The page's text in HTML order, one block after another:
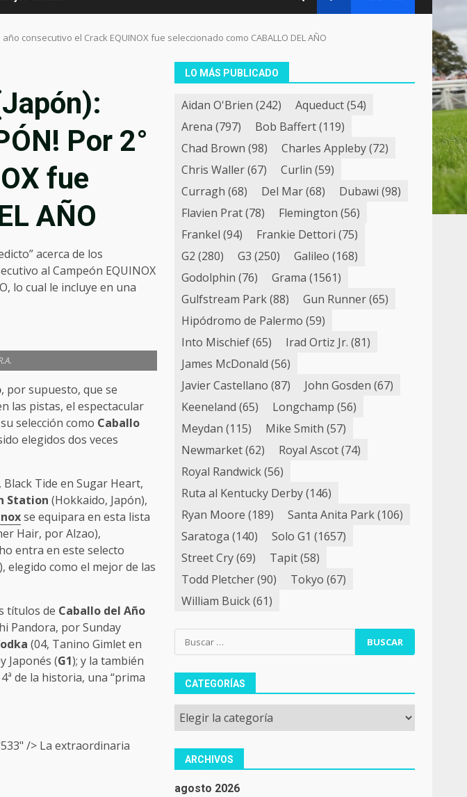
año consecutivo el Crack EQUINOX fue seleccionado como CABALLO DEL AÑO
Por 2°
fue
AÑO
acerca de los
al Campeón EQUINOX
lo cual le incluye en una
, por supuesto, que se
las pistas, el espectacular
selección como Caballo
elegidos dos veces
Black Tide en Sugar Heart,
Station (Hokkaido, Japón),
se equipara en esta lista
Hair, por Alzao),
entra en este selecto
elegido como el mejor de las
títulos de Caballo del Año
Pandora, por Sunday
(04, Tanino Gimlet en
Japonés (G1); y la también
de la historia, una “prima
/> La extraordinaria
LO MÁS PUBLICADO
Aidan O'Brien (242) Aqueduct(54)
Arena (797) Bob Baffert(119)
Chad Brown (98) Charles Appleby(72)
Chris Waller(67) Curlin (59)
Curragh (68) Del Mar(68) Dubawi (98)
Flavien Prat(78) Flemington (56)
Frankel (94) Frankie Dettori (75)
G2 (280) G3 (250) Galileo (168)
Godolphin (76) Grama (1561)
Gulfstream Park(88) Gun Runner(65)
Hipódromo de Palermo (59)
Into Mischief(65) Irad Ortiz Jr. (81)
James McDonald (56)
Javier Castellano (87) John Gosden (67)
Keeneland (65) Longchamp (56)
Meydan (115) Mike Smith (57)
Newmarket(62) Royal Ascot(74)
Royal Randwick(56)
Ruta al Kentucky Derby(146)
Ryan Moore (189) Santa Anita Park(106)
Saratoga (140) Solo G1 (1657)
Street Cry(69) Tapit(58)
Todd Pletcher(90) Tokyo (67)
William Buick(61)
Buscar:
CATEGORÍAS
Categorías
ARCHIVOS
agosto 2026